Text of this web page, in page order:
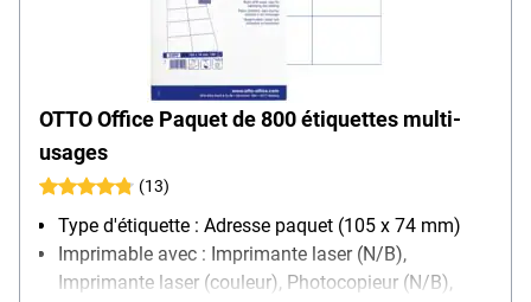
OTTO Office Paquet de 800 étiquettes multi-
usages
(13)
Type d'étiquette : Adresse paquet (105 x 74 mm)
Imprimable avec : Imprimante laser (N/B),
Imprimante laser (couleur), Photocopieur (N/B),